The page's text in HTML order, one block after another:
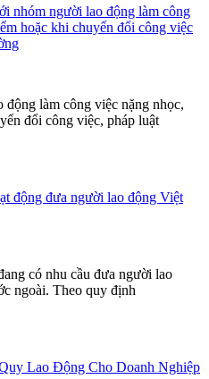
nhóm người lao động làm công
hoặc khi chuyển đổi công việc
làm công việc nặng nhọc,
đổi công việc, pháp luật
động đưa người lao động Việt
có nhu cầu đưa người lao
ngoài. Theo quy định
Lao Động Cho Doanh Nghiệp